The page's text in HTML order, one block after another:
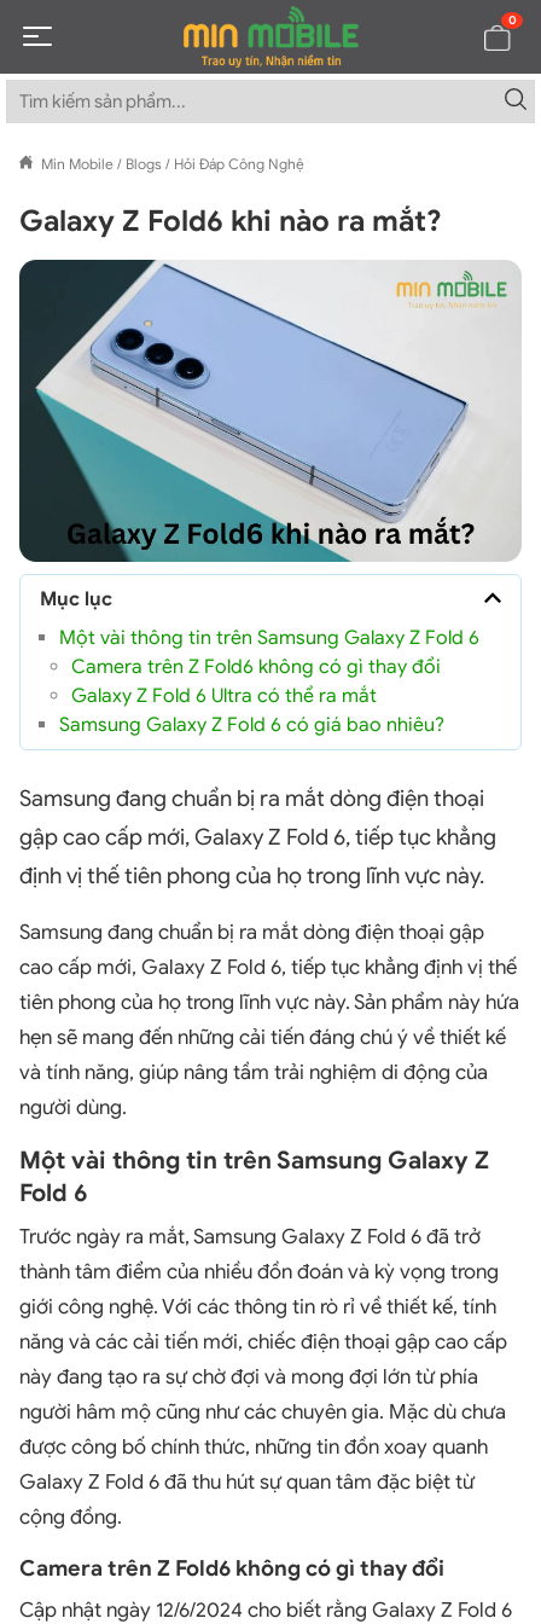
0
Min Mobile / Blogs / Hỏi Đáp Công Nghệ
Galaxy Z Fold6 khi nào ra mắt?
Mục lục
Một vài thông tin trên Samsung Galaxy Z Fold 6
Camera trên Z Fold6 không có gì thay đổi
Galaxy Z Fold 6 Ultra có thể ra mắt
Samsung Galaxy Z Fold 6 có giá bao nhiêu?
Samsung đang chuẩn bị ra mắt dòng điện thoại
gập cao cấp mới, Galaxy Z Fold 6, tiếp tục khẳng
định vị thế tiên phong của họ trong lĩnh vực này.
Samsung đang chuẩn bị ra mắt dòng điện thoại gập
cao cấp mới, Galaxy Z Fold 6, tiếp tục khẳng định vị thế
tiên phong của họ trong lĩnh vực này. Sản phẩm này hứa
hẹn sẽ mang đến những cải tiến đáng chú ý về thiết kế
và tính năng, giúp nâng tầm trải nghiệm di động của
người dùng.
Một vài thông tin trên Samsung Galaxy Z
Fold 6
Trước ngày ra mắt, Samsung Galaxy Z Fold 6 đã trở
thành tâm điểm của nhiều đồn đoán và kỳ vọng trong
giới công nghệ. Với các thông tin rò rỉ về thiết kế, tính
năng và các cải tiến mới, chiếc điện thoại gập cao cấp
này đang tạo ra sự chờ đợi và mong đợi lớn từ phía
người hâm mộ cũng như các chuyên gia. Mặc dù chưa
được công bố chính thức, những tin đồn xoay quanh
Galaxy Z Fold 6 đã thu hút sự quan tâm đặc biệt từ
cộng đồng.
Camera trên Z Fold6 không có gì thay đổi
Cập nhật ngày 12/6/2024 cho biết rằng Galaxy Z Fold 6